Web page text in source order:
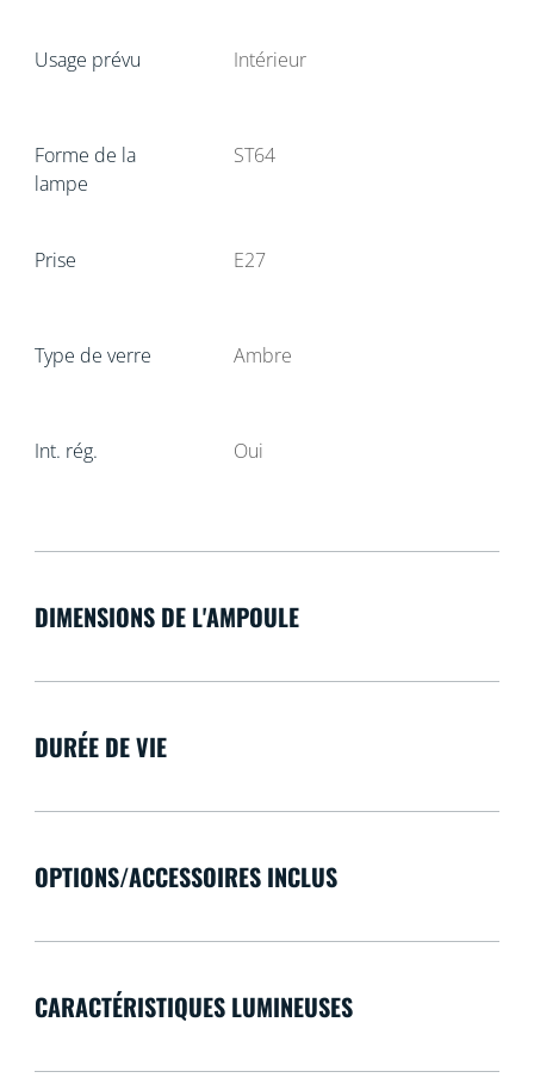
Usage prévu Intérieur
Forme de la
lampe
ST64
Prise E27
Type de verre Ambre
Int. rég. Oui
DIMENSIONS DE L'AMPOULE
DURÉE DE VIE
OPTIONS/ACCESSOIRES INCLUS
CARACTÉRISTIQUES LUMINEUSES